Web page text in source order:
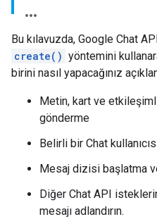
Bu kılavuzda, Google Chat
create() yöntemini
birini nasıl yapacağınız
Metin, kart ve
gönderme
Belirli bir Chat
Mesaj dizisi başlatma
Diğer Chat API
mesajı adlandırın.